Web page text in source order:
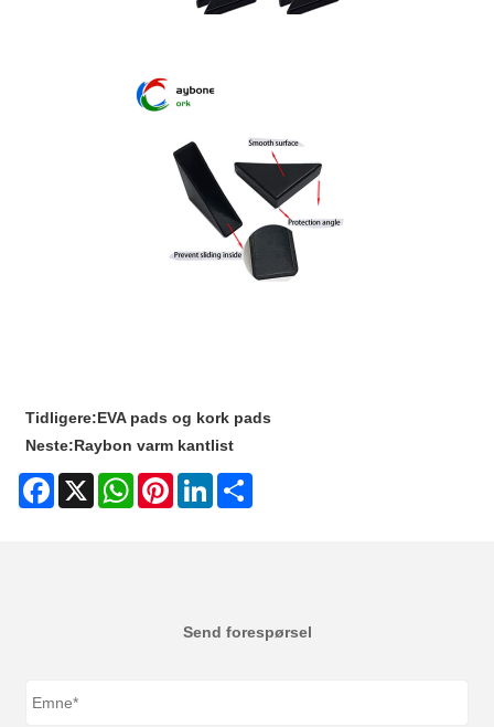
Tidligere:EVA pads og kork pads
Neste:Raybon varm kantlist
Facebook
X WhatsAppPinterestLinkedIn
Send forespørsel